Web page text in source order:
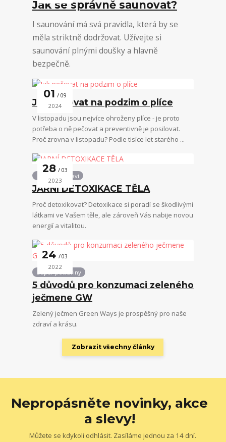
Jak se správně saunovat?
I saunování má svá pravidla, která by se
měla striktně dodržovat. Užívejte si
saunování plnými doušky a hlavně
bezpečně.
01 09
2024
Jak pečovat na podzim o plíce
V listopadu jsou nejvíce ohroženy plíce - je proto
potřeba o ně pečovat a preventivně je posilovat.
Proč zrovna v listopadu? Podle tisíce let starého ...
28 03
2023
Podpora zdraví
JARNÍ DETOXIKACE TĚLA
Proč detoxikovat? Detoxikace si poradí se škodlivými
látkami ve Vašem těle, ale zároveň Vás nabije novou
energií a vitalitou.
24 03
2022
Super potraviny
5 důvodů pro konzumaci zeleného
ječmene GW
Zelený ječmen Green Ways je prospěšný pro naše
zdraví a krásu.
Zobrazit všechny články
Nepropásněte novinky, akce
a slevy!
Můžete se kdykoli odhlásit. Zasíláme jednou za 14 dní.